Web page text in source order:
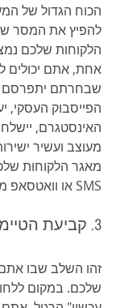
הכוח הגדול של
להפיץ את המסר
הלקוחות שלכם
אחת, אתם יכולים
שבחרתם יתפרסם
הפייסבוק העסקי,
האינסטגרם, יישלח
מעוצב ועשיר
מאגר הלקוחות
SMS או וואטסאפ ממוקדת.
3. קביעת הטיימינג ותזמון הקמפיין
זהו השלב שבו
שלכם. במקום